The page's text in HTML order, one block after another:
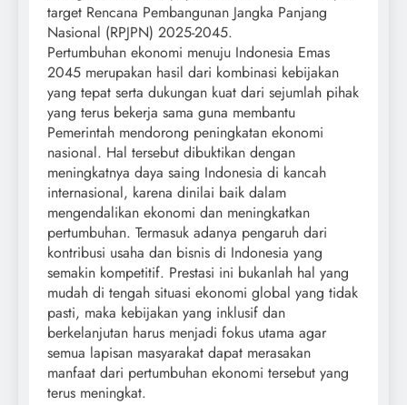
target Rencana Pembangunan Jangka Panjang
Nasional (RPJPN) 2025-2045.
Pertumbuhan ekonomi menuju Indonesia Emas
2045 merupakan hasil dari kombinasi kebijakan
yang tepat serta dukungan kuat dari sejumlah pihak
yang terus bekerja sama guna membantu
Pemerintah mendorong peningkatan ekonomi
nasional. Hal tersebut dibuktikan dengan
meningkatnya daya saing Indonesia di kancah
internasional, karena dinilai baik dalam
mengendalikan ekonomi dan meningkatkan
pertumbuhan. Termasuk adanya pengaruh dari
kontribusi usaha dan bisnis di Indonesia yang
semakin kompetitif. Prestasi ini bukanlah hal yang
mudah di tengah situasi ekonomi global yang tidak
pasti, maka kebijakan yang inklusif dan
berkelanjutan harus menjadi fokus utama agar
semua lapisan masyarakat dapat merasakan
manfaat dari pertumbuhan ekonomi tersebut yang
terus meningkat.